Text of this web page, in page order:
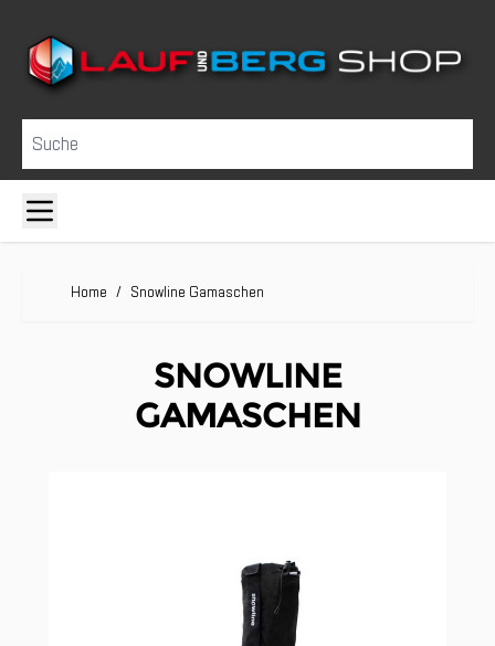
Suche
Home / Snowline Gamaschen
SNOWLINE
GAMASCHEN